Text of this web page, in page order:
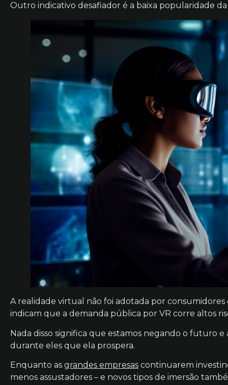
Outro indicativo desafiador é a baixa popularidade
A realidade virtual não foi adotada por
indicam que a demanda pública por VR corre altos
Nada disso significa que estamos negando o futuro
durante eles que ela prospera.
Enquanto as grandes empresas continuarem
menos assustadores – e novos tipos de imersão